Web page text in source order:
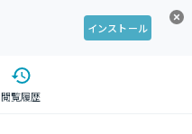
インストール
閲覧履歴